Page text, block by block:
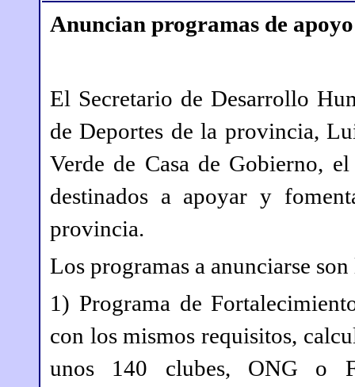
Anuncian programas de
El Secretario de Desarrollo
de Deportes de la provincia,
Verde de Casa de Gobierno,
destinados a apoyar y
provincia.
Los programas a anunciarse
1) Programa de
con los mismos requisitos,
unos 140 clubes, ONG o